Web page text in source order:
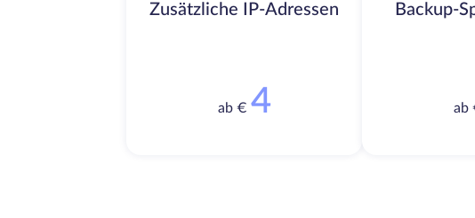
Zusätzliche IP-Adressen
ab € 4
Backup-
ab